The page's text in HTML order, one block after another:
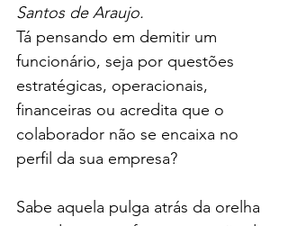
Santos de Araujo.
Tá pensando em demitir um
funcionário, seja por questões
estratégicas, operacionais,
financeiras ou acredita que o
colaborador não se encaixa no
perfil da sua empresa?
Sabe aquela pulga atrás da orelha